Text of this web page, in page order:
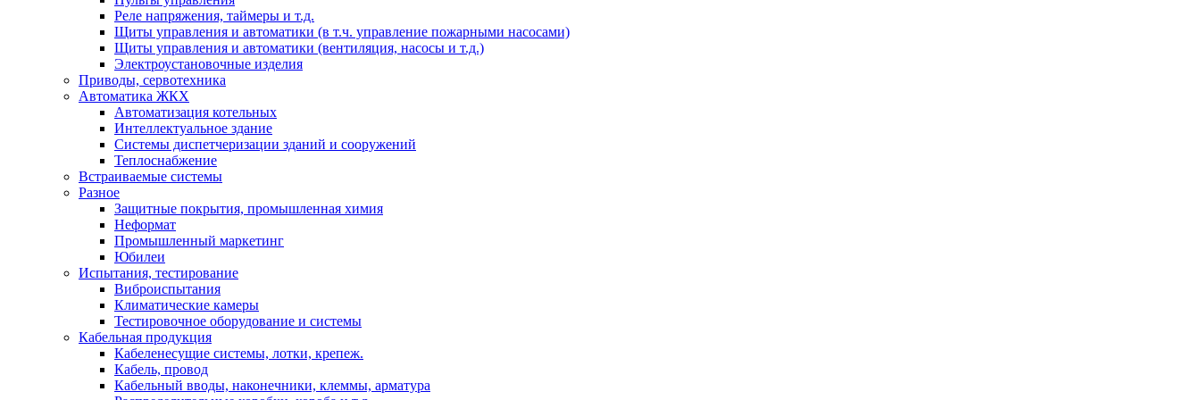
Реле напряжения, таймеры и т.д.
Щиты управления и автоматики (в т.ч. управление пожарными насосами)
Щиты управления и автоматики (вентиляция, насосы и т.д.)
Электроустановочные изделия
Приводы, сервотехника
Автоматика ЖКХ
Автоматизация котельных
Интеллектуальное здание
Системы диспетчеризации зданий и сооружений
Теплоснабжение
Встраиваемые системы
Разное
Защитные покрытия, промышленная химия
Неформат
Промышленный маркетинг
Юбилеи
Испытания, тестирование
Виброиспытания
Климатические камеры
Тестировочное оборудование и системы
Кабельная продукция
Кабеленесущие системы, лотки, крепеж.
Кабель, провод
Кабельный вводы, наконечники, клеммы, арматура